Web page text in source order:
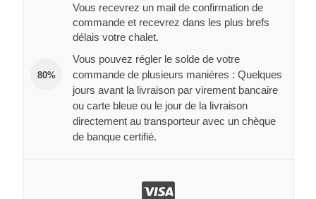
Vous recevrez un mail de confirmation de
commande et recevrez dans les plus brefs
délais votre chalet.
80%
Vous pouvez régler le solde de votre
commande de plusieurs manières : Quelques
jours avant la livraison par virement bancaire
ou carte bleue ou le jour de la livraison
directement au transporteur avec un chèque
de banque certifié.